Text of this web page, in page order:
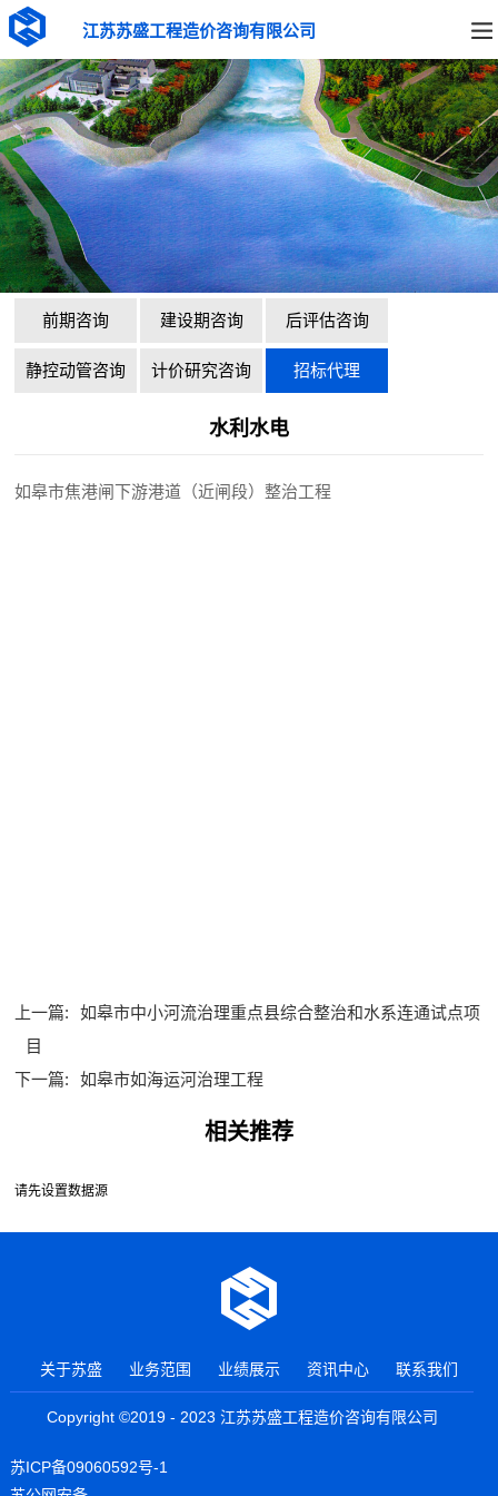
江苏苏盛工程造价咨询有限公司
前期咨询 建设期咨询 后评估咨询
静控动管咨询 计价研究咨询 招标代理
水利水电
如皋市焦港闸下游港道（近闸段）整治工程
上一篇:
如皋市中小河流治理重点县综合整治和水系连通试点项
目
下一篇:
如皋市如海运河治理工程
相关推荐
请先设置数据源
关于苏盛 业务范围 业绩展示 资讯中心 联系我们
Copyright ©2019 - 2023 江苏苏盛工程造价咨询有限公司
苏ICP备09060592号-1